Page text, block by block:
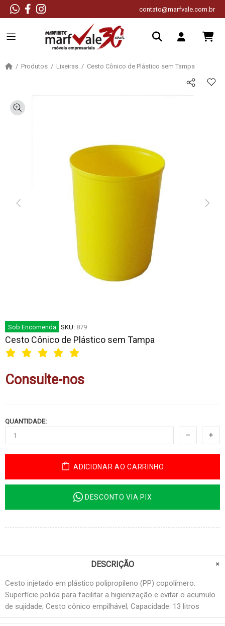
contato@marfvale.com.br
Produtos Lixeiras Cesto Cônico de Plástico sem Tampa
Sob Encomenda SKU: 879
Cesto Cônico de Plástico sem Tampa
Consulte-nos
QUANTIDADE:
ADICIONAR AO CARRINHO
DESCONTO VIA PIX
DESCRIÇÃO
Cesto injetado em plástico polipropileno (PP) copolímero.
Superfície polida para facilitar a higienização e evitar o acumulo
de sujidade; Cesto cônico empilhável; Capacidade: 13 litros